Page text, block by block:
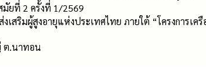
ยที่ 2 ครั้งที่ 1/2569
เสริมผู้สูงอายุแห่งประเทศไทย ภายใต้ “โครงการเ
ต.นาทอน